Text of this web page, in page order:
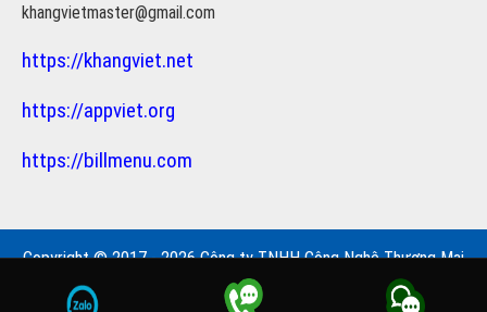
khangvietmaster@gmail.com
https://khangviet.net
https://appviet.org
https://billmenu.com
Copyright © 2017 - 2026 Công ty TNHH Công Nghệ Thương Mại
Khang Việt